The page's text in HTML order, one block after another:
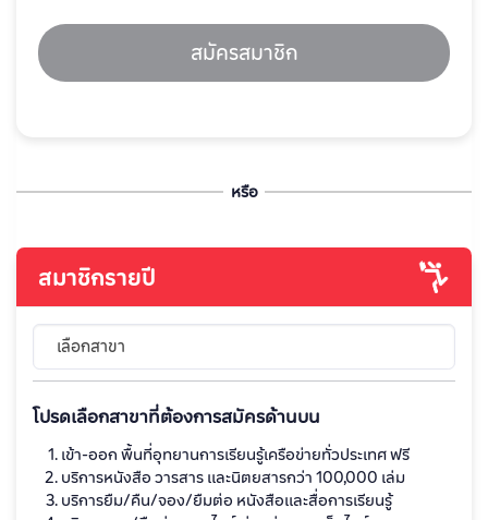
สมัครสมาชิก
หรือ
สมาชิกรายปี
เลือกสาขา
โปรดเลือกสาขาที่ต้องการสมัครด้านบน
เข้า-ออก พื้นที่อุทยานการเรียนรู้เครือข่ายทั่วประเทศ ฟรี
บริการหนังสือ วารสาร และนิตยสารกว่า 100,000 เล่ม
บริการยืม/คืน/จอง/ยืมต่อ หนังสือและสื่อการเรียนรู้